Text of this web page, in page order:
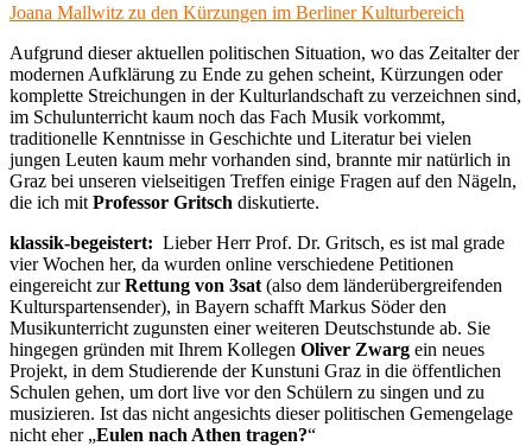
Joana Mallwitz zu den Kürzungen im Berliner Kulturbereich
Aufgrund dieser aktuellen politischen Situation, wo das Zeitalter der
modernen Aufklärung zu Ende zu gehen scheint, Kürzungen oder
komplette Streichungen in der Kulturlandschaft zu verzeichnen sind,
im Schulunterricht kaum noch das Fach Musik vorkommt,
traditionelle Kenntnisse in Geschichte und Literatur bei vielen
jungen Leuten kaum mehr vorhanden sind, brannte mir natürlich in
Graz bei unseren vielseitigen Treffen einige Fragen auf den Nägeln,
die ich mit Professor Gritsch diskutierte.
klassik-begeistert: Lieber Herr Prof. Dr. Gritsch, es ist mal grade
vier Wochen her, da wurden online verschiedene Petitionen
eingereicht zurRettung von 3sat (also dem länderübergreifenden
Kulturspartensender), in Bayern schafft Markus Söder den
Musikunterricht zugunsten einer weiteren Deutschstunde ab. Sie
hingegen gründen mit Ihrem Kollegen Oliver Zwarg ein neues
Projekt, in dem Studierende der Kunstuni Graz in die öffentlichen
Schulen gehen, um dort live vor den Schülern zu singen und zu
musizieren. Ist das nicht angesichts dieser politischen Gemengelage
nicht eher „Eulen nach Athen tragen?“